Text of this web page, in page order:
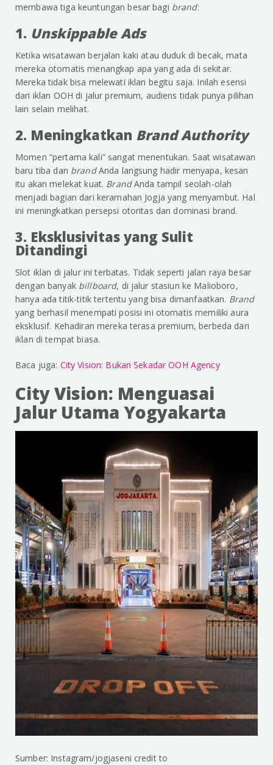
membawa tiga keuntungan besar bagi brand:
1. Unskippable Ads
Ketika wisatawan berjalan kaki atau duduk di becak, mata
mereka otomatis menangkap apa yang ada di sekitar.
Mereka tidak bisa melewati iklan begitu saja. Inilah esensi
dari iklan OOH di jalur premium, audiens tidak punya pilihan
lain selain melihat.
2. Meningkatkan Brand Authority
Momen “pertama kali” sangat menentukan. Saat wisatawan
baru tiba dan brandAnda langsung hadir menyapa, kesan
itu akan melekat kuat. BrandAnda tampil seolah-olah
menjadi bagian dari keramahan Jogja yang menyambut. Hal
ini meningkatkan persepsi otoritas dan dominasi brand.
3. Eksklusivitas yang Sulit
Ditandingi
Slot iklan di jalur ini terbatas. Tidak seperti jalan raya besar
dengan banyak billboard, di jalur stasiun ke Malioboro,
hanya ada titik-titik tertentu yang bisa dimanfaatkan. Brand
yang berhasil menempati posisi ini otomatis memiliki aura
eksklusif. Kehadiran mereka terasa premium, berbeda dari
iklan di tempat biasa.
Baca juga: City Vision: Bukan Sekadar OOH Agency
City Vision: Menguasai
Jalur Utama Yogyakarta
Sumber: Instagram/jogjaseni credit to